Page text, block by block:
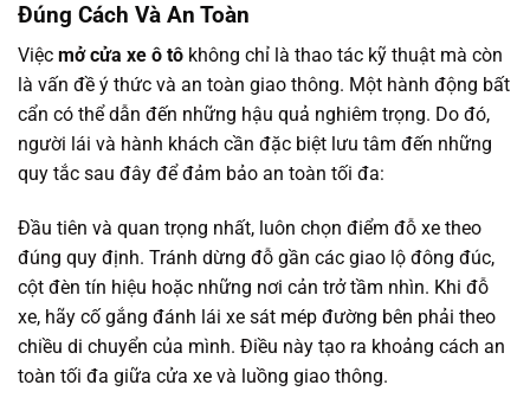
Đúng Cách Và An Toàn
Việc mở cửa xe ô tô không chỉ là thao tác kỹ thuật mà còn
là vấn đề ý thức và an toàn giao thông. Một hành động bất
cẩn có thể dẫn đến những hậu quả nghiêm trọng. Do đó,
người lái và hành khách cần đặc biệt lưu tâm đến những
quy tắc sau đây để đảm bảo an toàn tối đa:
Đầu tiên và quan trọng nhất, luôn chọn điểm đỗ xe theo
đúng quy định. Tránh dừng đỗ gần các giao lộ đông đúc,
cột đèn tín hiệu hoặc những nơi cản trở tầm nhìn. Khi đỗ
xe, hãy cố gắng đánh lái xe sát mép đường bên phải theo
chiều di chuyển của mình. Điều này tạo ra khoảng cách an
toàn tối đa giữa cửa xe và luồng giao thông.